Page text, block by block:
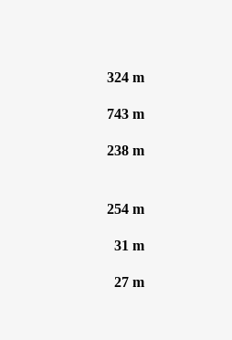
324 m
743 m
238 m
254 m
31 m
27 m